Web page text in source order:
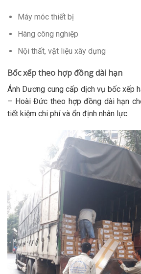
Máy móc thiết bị
Hàng công nghiệp
Nội thất, vật liệu xây dựng
Bốc xếp theo hợp đồng dài hạn
Ánh Dương cung cấp dịch vụ bốc xếp
– Hoài Đức theo hợp đồng dài hạn
tiết kiệm chi phí và ổn định nhân lực.